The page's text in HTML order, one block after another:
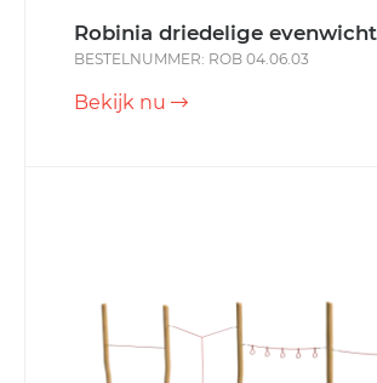
Robinia driedelige
BESTELNUMMER: ROB 04.06.03
Bekijk nu